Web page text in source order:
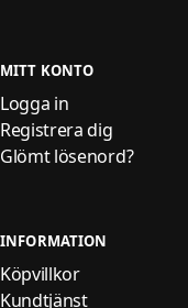
MITT KONTO
Logga in
Registrera dig
Glömt lösenord?
INFORMATION
Köpvillkor
Kundtjänst